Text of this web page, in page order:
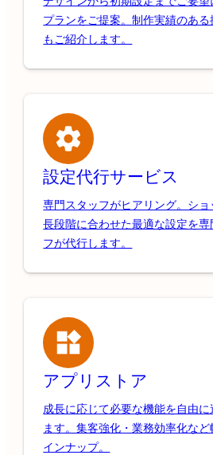
プランをご提案。制作実績のある
もご紹介します。
設定代行サービス
専門スタッフがヒアリング。ショ
長段階に合わせた最適な設定を専
フが代行します。
アプリストア
成長に応じて必要な機能を自由に
ます。集客強化・業務効率化など
インナップ。